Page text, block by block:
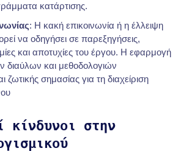
κατάρτισης.
: Η κακή επικοινωνία ή η έλλειψη
να οδηγήσει σε παρεξηγήσεις,
και αποτυχίες του έργου. Η εφαρμογή
διαύλων και μεθοδολογιών
ζωτικής σημασίας για τη διαχείριση
κίνδυνοι στην